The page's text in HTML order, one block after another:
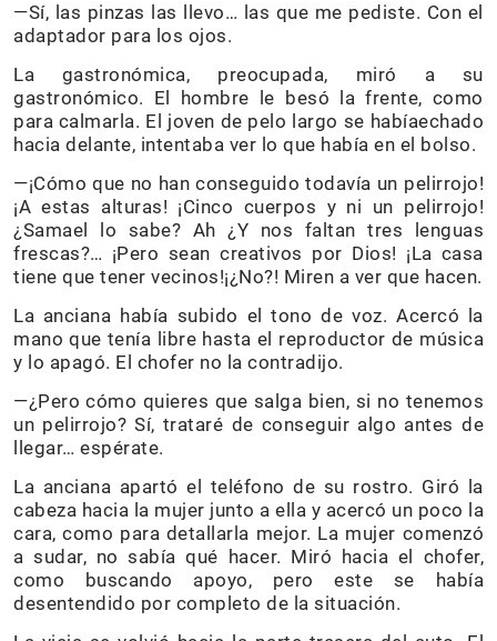
—Sí, las pinzas las llevo… las que me pediste. Con el
adaptador para los ojos.
La gastronómica, preocupada, miró a su
gastronómico. El hombre le besó la frente, como
para calmarla. El joven de pelo largo se habíaechado
hacia delante, intentaba ver lo que había en el bolso.
—¡Cómo que no han conseguido todavía un pelirrojo!
¡A estas alturas! ¡Cinco cuerpos y ni un pelirrojo!
¿Samael lo sabe? Ah ¿Y nos faltan tres lenguas
frescas?… ¡Pero sean creativos por Dios! ¡La casa
tiene que tener vecinos!¡¿No?! Miren a ver que hacen.
La anciana había subido el tono de voz. Acercó la
mano que tenía libre hasta el reproductor de música
y lo apagó. El chofer no la contradijo.
—¿Pero cómo quieres que salga bien, si no tenemos
un pelirrojo? Sí, trataré de conseguir algo antes de
llegar… espérate.
La anciana apartó el teléfono de su rostro. Giró la
cabeza hacia la mujer junto a ella y acercó un poco la
cara, como para detallarla mejor. La mujer comenzó
a sudar, no sabía qué hacer. Miró hacia el chofer,
como buscando apoyo, pero este se había
desentendido por completo de la situación.